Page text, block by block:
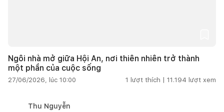
Ngôi nhà mở giữa Hội An, nơi thiên nhiên trở thành
một phần của cuộc sống
27/06/2026, lúc 10:00 1 lượt thích | 11.194 lượt xem
Thu Nguyễn